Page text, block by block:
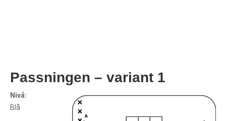
Passningen – variant 1
Nivå:
Blå